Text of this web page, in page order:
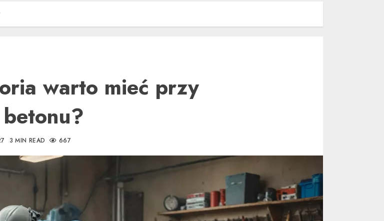
warto mieć przy
3 MIN READ 667